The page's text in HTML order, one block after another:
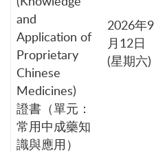
and
Application of
Proprietary
Chinese
Medicines)
證書（單元：
常用中成藥知
識與應用）
2026年9
月12日
(星期六)